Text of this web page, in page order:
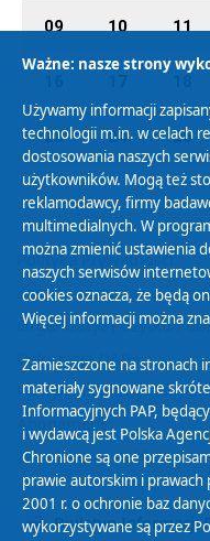
09 10 11
23 24 25
Polityka Prywatności
Zasady korzystania z
Organizacje Pożytku
Cyfryzacja DAB+
Polityka ochrony
Abonament
Zamówienia publiczne
Biuletyn Informacji
Ważne: nasze strony
Używamy informacji
technologii m.in. w celach
dostosowania naszych
użytkowników. Mogą też
reklamodawcy, firmy
multimedialnych. W
można zmienić ustawienia
naszych serwisów
cookies oznacza, że będą
Więcej informacji można
Zamieszczone na stronach
materiały sygnowane
Informacyjnych PAP,
i wydawcą jest Polska
Chronione są one
prawie autorskim i prawach
2001 r. o ochronie baz
wykorzystywane są przez